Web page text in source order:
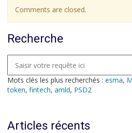
Comments are closed.
Recherche
Mots clés les plus recherchés : esma,
token, fintech, amld, PSD2
Articles récents